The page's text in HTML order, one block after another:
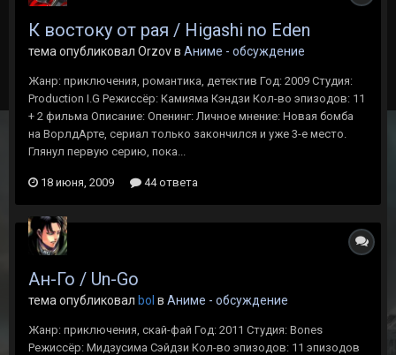
К востоку от рая / Higashi no Eden
тема опубликовал Orzov в Аниме - обсуждение
Жанр: приключения, романтика, детектив Год: 2009 Студия:
Production I.G Режиссёр: Камияма Кэндзи Кол-во эпизодов: 11
+ 2 фильма Описание: Опенинг: Личное мнение: Новая бомба
на ВорлдАрте, сериал только закончился и уже 3-е место.
Глянул первую серию, пока...
18 июня, 2009 44 ответа
Ан-Го / Un-Go
тема опубликовал bol в Аниме - обсуждение
Жанр: приключения, скай-фай Год: 2011 Студия: Bones
Режиссёр: Мидзусима Сэйдзи Кол-во эпизодов: 11 эпизодов